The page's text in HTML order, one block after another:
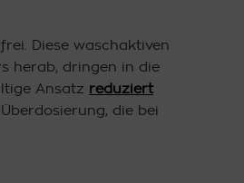
frei. Diese waschaktiven
herab, dringen in die
Ansatz reduziert
die bei